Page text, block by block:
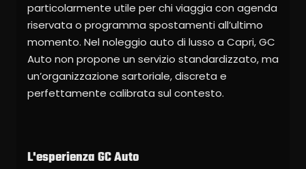
particolarmente utile per chi viaggia con agenda
riservata o programma spostamenti all’ultimo
momento. Nel noleggio auto di lusso a Capri, GC
Auto non propone un servizio standardizzato, ma
un’organizzazione sartoriale, discreta e
perfettamente calibrata sul contesto.
L'esperienza GC Auto